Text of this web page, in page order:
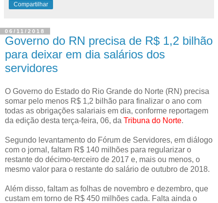
Compartilhar
06/11/2018
Governo do RN precisa de R$ 1,2 bilhão
para deixar em dia salários dos
servidores
O Governo do Estado do Rio Grande do Norte (RN) precisa
somar pelo menos R$ 1,2 bilhão para finalizar o ano com
todas as obrigações salariais em dia, conforme reportagem
da edição desta terça-feira, 06, da Tribuna do Norte.
Segundo levantamento do Fórum de Servidores, em diálogo
com o jornal, faltam R$ 140 milhões para regularizar o
restante do décimo-terceiro de 2017 e, mais ou menos, o
mesmo valor para o restante do salário de outubro de 2018.
Além disso, faltam as folhas de novembro e dezembro, que
custam em torno de R$ 450 milhões cada. Falta ainda o